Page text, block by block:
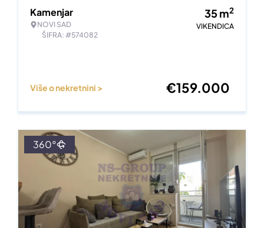
Kamenjar
NOVI SAD
ŠIFRA: #574082
35m2
VIKENDICA
Više o nekretnini > €159.000
360°